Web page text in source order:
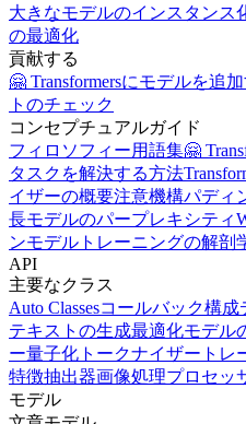
大きなモデルのインスタンス
の最適化
貢献する
🤗 Transformersにモデルを追
トのチェック
コンセプチュアルガイド
フィロソフィー用語集🤗
タスクを解決する方法
イザーの概要注意機構パディ
長モデルのパープレキシティ
ンモデルトレーニングの解剖
API
主要なクラス
Auto Classesコールバック構成
テキストの生成最適化モデル
ー量子化 トークナイザー トレ
特徴抽出器画像処理プロセッ
モデル